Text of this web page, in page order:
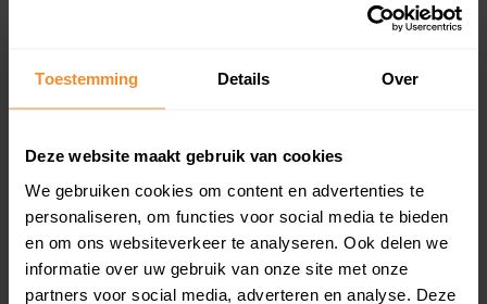
Toestemming Details Over
Deze website maakt gebruik van cookies
We gebruiken cookies om content en advertenties te
personaliseren, om functies voor social media te bieden
en om ons websiteverkeer te analyseren. Ook delen we
informatie over uw gebruik van onze site met onze
partners voor social media, adverteren en analyse. Deze
89%
Appartementen
0%